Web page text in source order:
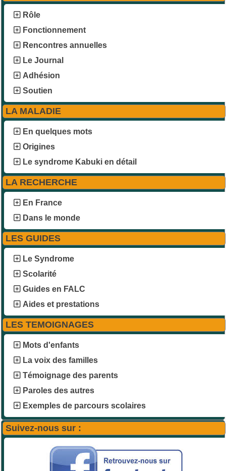
Rôle
Fonctionnement
Rencontres annuelles
Le Journal
Adhésion
Soutien
LA MALADIE
En quelques mots
Origines
Le syndrome Kabuki en détail
LA RECHERCHE
En France
Dans le monde
LES GUIDES
Le Syndrome
Scolarité
Guides en FALC
Aides et prestations
LES TEMOIGNAGES
Mots d'enfants
La voix des familles
Témoignage des parents
Paroles des autres
Exemples de parcours scolaires
Suivez-nous sur :